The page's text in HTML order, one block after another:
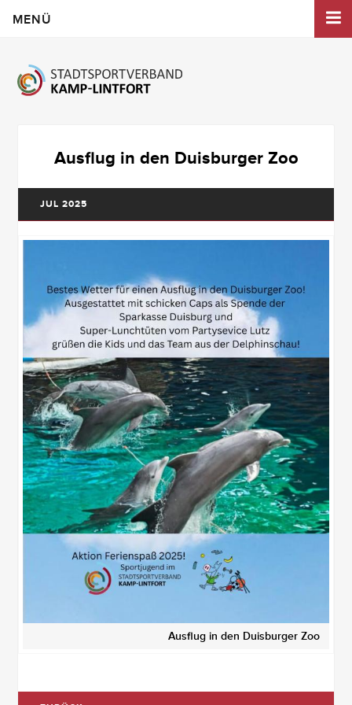
MENÜ
Ausflug in den Duisburger Zoo
JUL 2025
Ausflug in den Duisburger Zoo